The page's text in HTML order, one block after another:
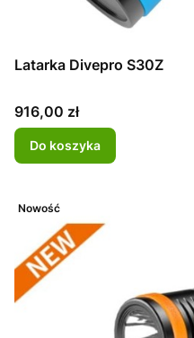
Latarka Divepro S30Z
Cena
916,00 zł
Do koszyka
Nowość